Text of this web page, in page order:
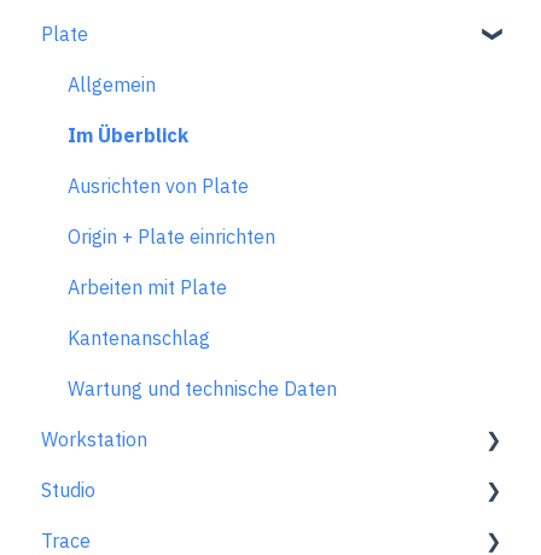
Arbeitsplatz einrichten
Scannen-Modus
Gestalten-Modus
Extensions
Fräsen-Modus
Frästechniken und -grundsätze
Probleme beim Fräsen
Fehlermeldungen
Tipps und Tricks
FAQs zur Anwendung
FAQ zur Nutzung
Mit BenchPilot verbinden
Einstellungen vor dem Fräsen
Einstellungen während des Fräsens
Fehlerbehebung Benchpilot
Plate
Allgemein
Im Überblick
Ausrichten von Plate
Origin + Plate einrichten
Arbeiten mit Plate
Kantenanschlag
Wartung und technische Daten
Workstation
Generelle Informationen
Studio
So nutzt du Studio
Trace